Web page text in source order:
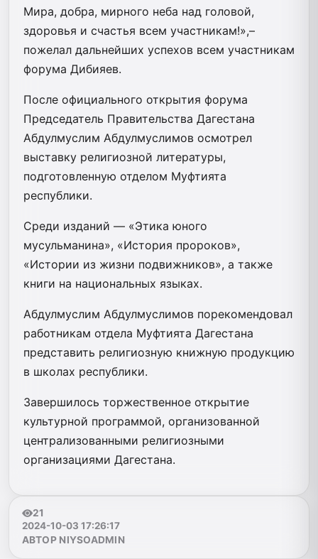
Мира, добра, мирного неба над головой,
здоровья и счастья всем участникам!»,–
пожелал дальнейших успехов всем участникам
форума Дибияев.
После официального открытия форума
Председатель Правительства Дагестана
Абдулмуслим Абдулмуслимов осмотрел
выставку религиозной литературы,
подготовленную отделом Муфтията
республики.
Среди изданий — «Этика юного
мусульманина», «История пророков»,
«Истории из жизни подвижников», а также
книги на национальных языках.
Абдулмуслим Абдулмуслимов порекомендовал
работникам отдела Муфтията Дагестана
представить религиозную книжную продукцию
в школах республики.
Завершилось торжественное открытие
культурной программой, организованной
централизованными религиозными
организациями Дагестана.
21
2024-10-03 17:26:17
АВТОР NIYSOADMIN